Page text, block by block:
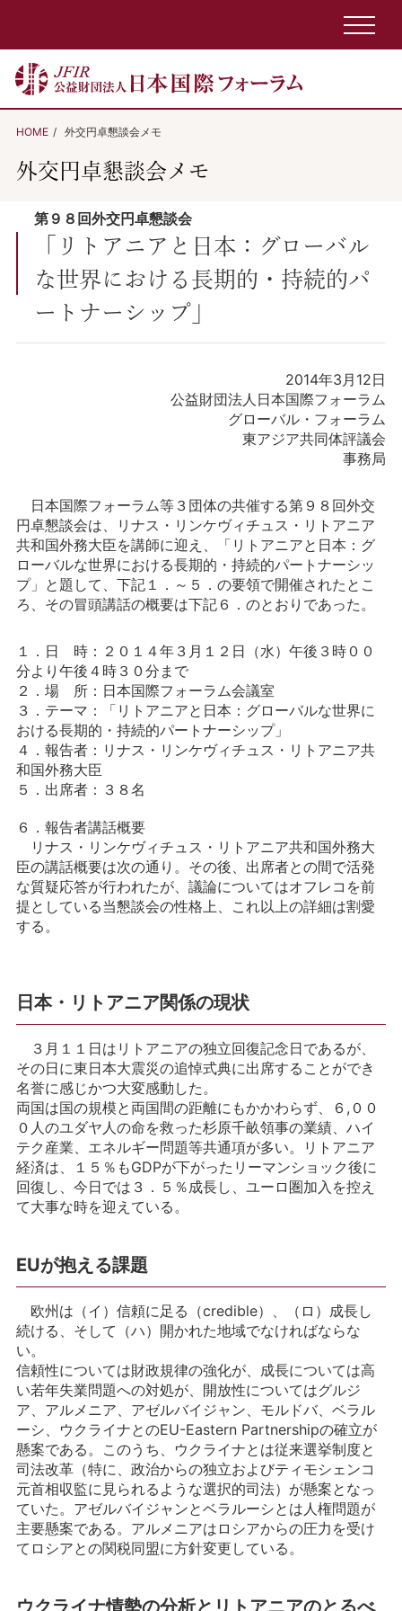
HOME 外交円卓懇談会メモ
外交円卓懇談会メモ
第９８回外交円卓懇談会
「リトアニアと日本：グローバル
な世界における長期的・持続的パ
ートナーシップ」
2014年3月12日
公益財団法人日本国際フォーラム
グローバル・フォーラム
東アジア共同体評議会
事務局
日本国際フォーラム等３団体の共催する第９８回外交
円卓懇談会は、リナス・リンケヴィチュス・リトアニア
共和国外務大臣を講師に迎え、「リトアニアと日本：グ
ローバルな世界における長期的・持続的パートナーシッ
プ」と題して、下記１．～５．の要領で開催されたとこ
ろ、その冒頭講話の概要は下記６．のとおりであった。
１．日 時：２０１４年３月１２日（水）午後３時００
分より午後４時３０分まで
２．場 所：日本国際フォーラム会議室
３．テーマ：「リトアニアと日本：グローバルな世界に
おける長期的・持続的パートナーシップ」
４．報告者：リナス・リンケヴィチュス・リトアニア共
和国外務大臣
５．出席者：３８名
６．報告者講話概要
リナス・リンケヴィチュス・リトアニア共和国外務大
臣の講話概要は次の通り。その後、出席者との間で活発
な質疑応答が行われたが、議論についてはオフレコを前
提としている当懇談会の性格上、これ以上の詳細は割愛
する。
日本・リトアニア関係の現状
３月１１日はリトアニアの独立回復記念日であるが、
その日に東日本大震災の追悼式典に出席することができ
名誉に感じかつ大変感動した。
両国は国の規模と両国間の距離にもかかわらず、６,００
０人のユダヤ人の命を救った杉原千畝領事の業績、ハイ
テク産業、エネルギー問題等共通項が多い。リトアニア
経済は、１５％もGDPが下がったリーマンショック後に
回復し、今日では３．５％成長し、ユーロ圏加入を控え
て大事な時を迎えている。
EUが抱える課題
欧州は（イ）信頼に足る（credible）、（ロ）成長し
続ける、そして（ハ）開かれた地域でなければならな
い。
信頼性については財政規律の強化が、成長については高
い若年失業問題への対処が、開放性についてはグルジ
ア、アルメニア、アゼルバイジャン、モルドバ、ベラル
ーシ、ウクライナとのEU-Eastern Partnershipの確立が
懸案である。このうち、ウクライナとは従来選挙制度と
司法改革（特に、政治からの独立およびティモシェンコ
元首相収監に見られるような選択的司法）が懸案となっ
ていた。アゼルバイジャンとベラルーシとは人権問題が
主要懸案である。アルメニアはロシアからの圧力を受け
てロシアとの関税同盟に方針変更している。